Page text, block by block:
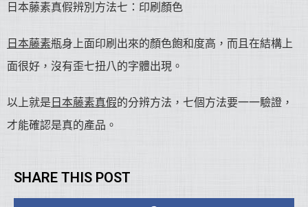
日本藤素真假辨別方法七：印刷顏色
日本藤素瓶身上面印刷出來的顏色飽和度高，而且在結構上
面很好，沒有歪七扭八的字體出現。
以上就是 日本藤素真假的分辨方法，七個方法要一一驗證，
才能確認是真的產品。
SHARE THIS POST